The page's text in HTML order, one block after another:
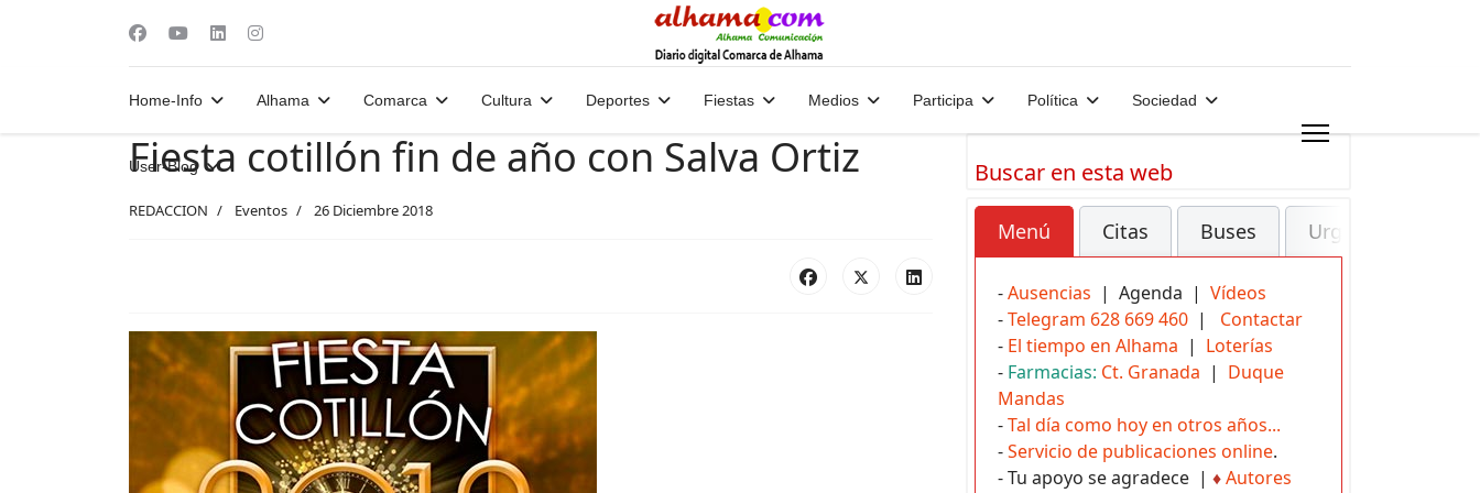
Home-Info Alhama Comarca Cultura Deportes Fiestas Medios Participa Política Sociedad
User-Blog
Fiesta cotillón fin de año con Salva Ortiz
REDACCION Eventos 26 Diciembre 2018
Buscar en esta web
Menú Citas Buses Urgencias
-Ausencias | Agenda | Vídeos
-Telegram 628 669 460 | Contactar
- El tiempo en Alhama | Loterías
- Farmacias: Ct. Granada | Duque
Mandas
-Tal día como hoy en otros años...
-Servicio de publicaciones online.
- Tu apoyo se agradece | ♦Autores